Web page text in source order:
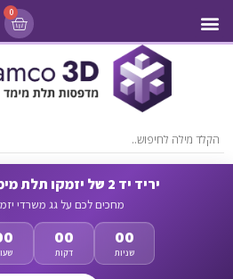
0
יריד יד 2 של יזמקו תלת מימד מתחיל עכשיו
מחכים לכם על גג משרדי
00
דקות
00
שניות